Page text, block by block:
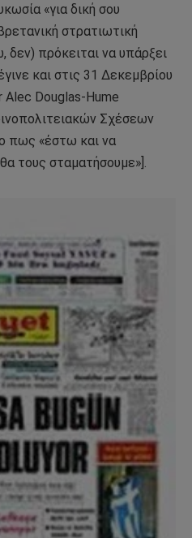
«για δική σου
στρατιωτική
πρόκειται να υπάρξει
και στις 31 Δεκεμβρίου
Douglas-Hume
Σχέσεων
πως «έστω και να
τους σταματήσουμε»].